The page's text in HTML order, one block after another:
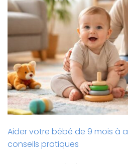
Aider votre bébé de 9 mois à
conseils pratiques